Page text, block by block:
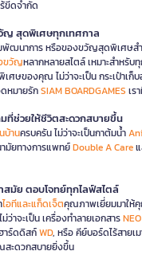
ขีดจำกัด
ญ สุดพิเศษทุกเทศกาล
พัฒนาการ หรือของขวัญสุดพิเศษสำ
ขวัญหลากหลายสไตล์ เหมาะสำหรั
เศษของคุณ ไม่ว่าจะเป็น กระเป๋าเ
หมายรักSIAM BOARDGAMES เร
มที่ช่วยให้ชีวิตสะดวกสบายขึ้น
บ้านครบครัน ไม่ว่าจะเป็นกาต้มน้ำ
มัยทางการแพทย์Double A Care
สมัย ตอบโจทย์ทุกไลฟ์สไตล์
ไอทีและแก็ดเจ็ตคุณภาพเยี่ยมมาให้
าจะเป็น เครื่องทำลายเอกสารNEO
าร์ดดิสก์WD, หรือ คีย์บอร์ดไร้สายเ
สะดวกสบายยิ่งขึ้น